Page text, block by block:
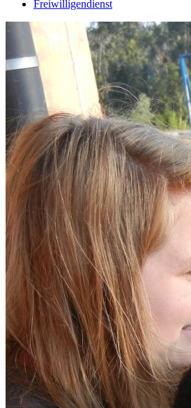
Freiwilligendienst